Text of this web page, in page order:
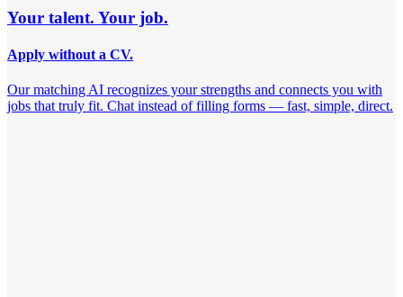
Your talent. Your job.
Apply without a CV.
Our matching AI recognizes your strengths and connects you with
jobs that truly fit. Chat instead of filling forms — fast, simple, direct.